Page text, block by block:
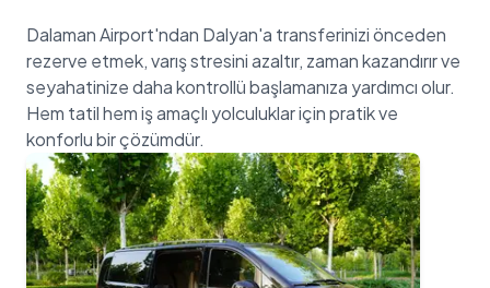
Dalaman Airport'ndan Dalyan'a transferinizi önceden
rezerve etmek, varış stresini azaltır, zaman kazandırır ve
seyahatinize daha kontrollü başlamanıza yardımcı olur.
Hem tatil hem iş amaçlı yolculuklar için pratik ve